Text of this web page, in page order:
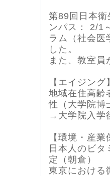
第89回日本
ンパス： 2/1
ラム（社会医
した。
また、教室員
【エイジング
地域在住高齢
性（大学院
→大学院入学
【環境・産
日本人のビ
定（朝倉）
東京における